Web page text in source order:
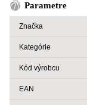
Parametre
Značka
Kategórie
Kód výrobcu
EAN